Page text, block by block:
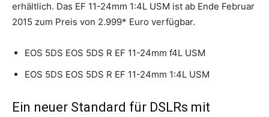
erhältlich. Das EF 11-24mm 1:4L USM ist ab Ende Februar
2015 zum Preis von 2.999* Euro verfügbar.
EOS 5DS EOS 5DS R EF 11-24mm f4L USM
EOS 5DS EOS 5DS R EF 11-24mm 1:4L USM
Ein neuer Standard für DSLRs mit